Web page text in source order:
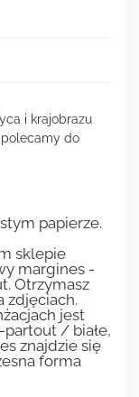
i krajobrazu
polecamy do
papierze.
sklepie
margines -
Otrzymasz
zdjęciach.
jest
partout / białe,
znajdzie się
forma